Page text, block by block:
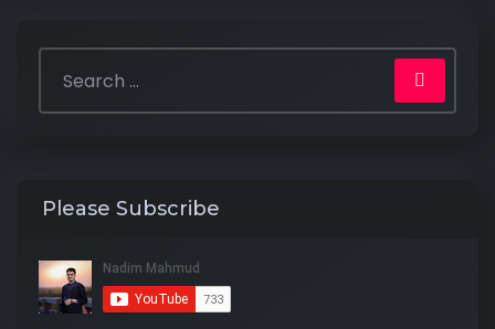
Please Subscribe